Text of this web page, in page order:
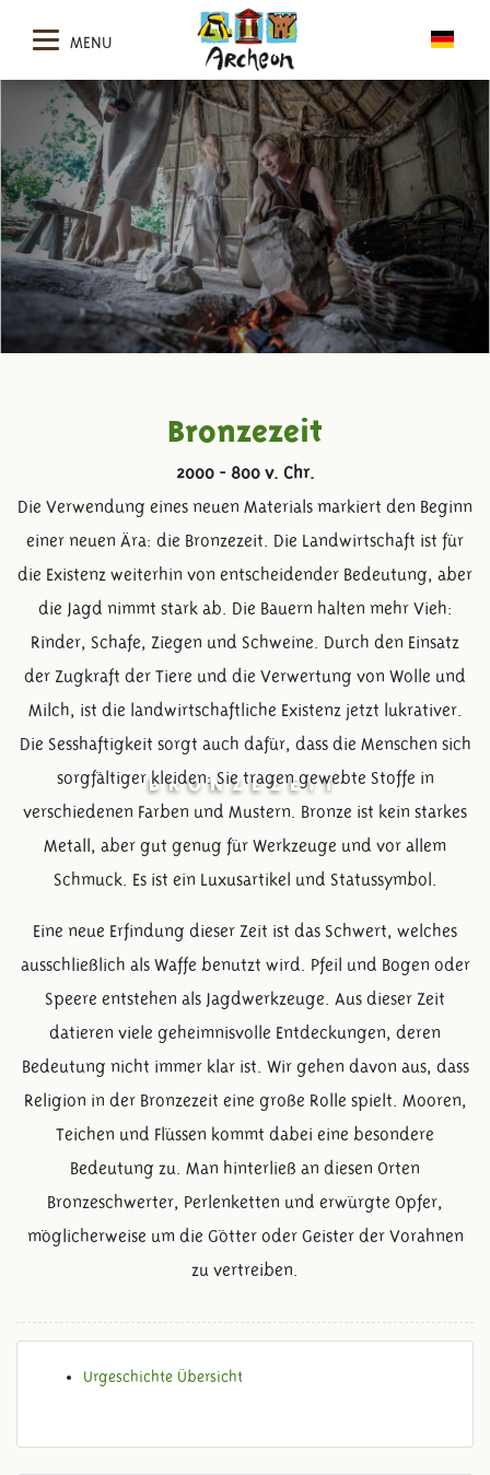
MENU
BRONZEZEIT
Bronzezeit
2000 - 800 v. Chr.
Die Verwendung eines neuen Materials markiert den Beginn
einer neuen Ära: die Bronzezeit. Die Landwirtschaft ist für
die Existenz weiterhin von entscheidender Bedeutung, aber
die Jagd nimmt stark ab. Die Bauern halten mehr Vieh:
Rinder, Schafe, Ziegen und Schweine. Durch den Einsatz
der Zugkraft der Tiere und die Verwertung von Wolle und
Milch, ist die landwirtschaftliche Existenz jetzt lukrativer.
Die Sesshaftigkeit sorgt auch dafür, dass die Menschen sich
sorgfältiger kleiden: Sie tragen gewebte Stoffe in
verschiedenen Farben und Mustern. Bronze ist kein starkes
Metall, aber gut genug für Werkzeuge und vor allem
Schmuck. Es ist ein Luxusartikel und Statussymbol.
Eine neue Erfindung dieser Zeit ist das Schwert, welches
ausschließlich als Waffe benutzt wird. Pfeil und Bogen oder
Speere entstehen als Jagdwerkzeuge. Aus dieser Zeit
datieren viele geheimnisvolle Entdeckungen, deren
Bedeutung nicht immer klar ist. Wir gehen davon aus, dass
Religion in der Bronzezeit eine große Rolle spielt. Mooren,
Teichen und Flüssen kommt dabei eine besondere
Bedeutung zu. Man hinterließ an diesen Orten
Bronzeschwerter, Perlenketten und erwürgte Opfer,
möglicherweise um die Götter oder Geister der Vorahnen
zu vertreiben.
Urgeschichte Übersicht